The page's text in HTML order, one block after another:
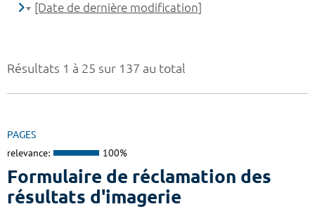
Résultats 1 à 25 sur 137 au total
PAGES
relevance: 100%
Formulaire de réclamation des
résultats d'imagerie
[Date de dernière modification]